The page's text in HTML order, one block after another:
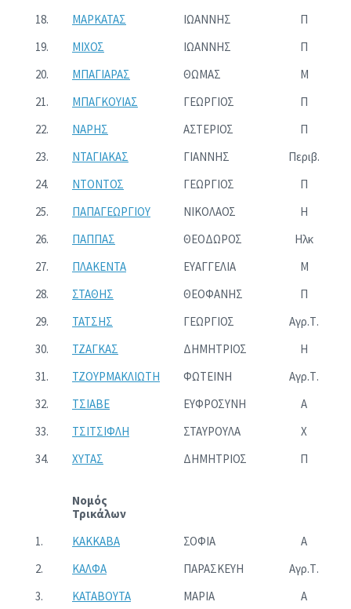
18.
ΜΑΡΚΑΤΑΣ ΙΩΑΝΝΗΣ
Π
19.
ΜΙΧΟΣ ΙΩΑΝΝΗΣ
Π
20.
ΜΠΑΓΙΑΡΑΣ ΘΩΜΑΣ
Μ
21.
ΜΠΑΓΚΟΥΙΑΣ ΓΕΩΡΓΙΟΣ
Π
22.
ΝΑΡΗΣ ΑΣΤΕΡΙΟΣ
Π
23.
ΝΤΑΓΙΑΚΑΣ ΓΙΑΝΝΗΣ
Περιβ.
24.
ΝΤΟΝΤΟΣ ΓΕΩΡΓΙΟΣ
Π
25.
ΠΑΠΑΓΕΩΡΓΙΟΥ ΝΙΚΟΛΑΟΣ
Η
26.
ΠΑΠΠΑΣ ΘΕΟΔΩΡΟΣ
Ηλκ
27.
ΠΛΑΚΕΝΤΑ ΕΥΑΓΓΕΛΙΑ
Μ
28.
ΣΤΑΘΗΣ ΘΕΟΦΑΝΗΣ
Π
29.
ΤΑΤΣΗΣ ΓΕΩΡΓΙΟΣ
Αγρ.Τ.
30.
ΤΖΑΓΚΑΣ ΔΗΜΗΤΡΙΟΣ
Η
31.
ΤΖΟΥΡΜΑΚΛΙΩΤΗ ΦΩΤΕΙΝΗ
Αγρ.Τ.
32.
ΤΣΙΑΒΕ ΕΥΦΡΟΣΥΝΗ
Α
33.
ΤΣΙΤΣΙΦΛΗ ΣΤΑΥΡΟΥΛΑ
Χ
34.
ΧΥΤΑΣ ΔΗΜΗΤΡΙΟΣ Π
Νομός
Τρικάλων
1.
ΚΑΚΚΑΒΑ ΣΟΦΙΑ
Α
2.
ΚΑΛΦΑ ΠΑΡΑΣΚΕΥΗ
Αγρ.Τ.
3.
ΚΑΤΑΒΟΥΤΑ ΜΑΡΙΑ
Α